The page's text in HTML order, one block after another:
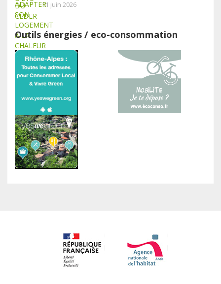
11 juin 2026
Outils énergies / eco-consommation